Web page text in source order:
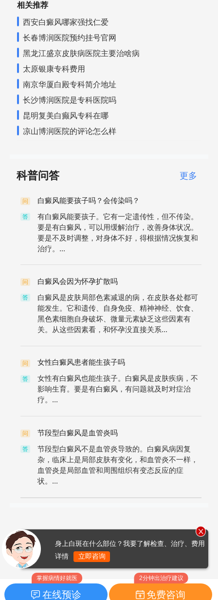
相关推荐
西安白癜风哪家强找仁爱
长春博润医院预约挂号官网
黑龙江盛京皮肤病医院主要治啥病
太原银康专科费用
南京华厦白殿专科简介地址
长沙博润医院是专科医院吗
昆明复美白癫风专科在哪
凉山博润医院的评论怎么样
科普问答 更多
问 白癜风能要孩子吗？会传染吗？
答
有白癜风能要孩子。它有一定遗传性，但不传染。
要是有白癜风，可以用缓解治疗，改善身体状况。
要是不及时调整，对身体不好，得根据情况恢复和
治疗。...
问 白癜风会因为怀孕扩散吗
答
白癜风是皮肤局部色素减退的病，在皮肤各处都可
能发生。它和遗传、自身免疫、精神神经、饮食、
黑色素细胞自身破坏、微量元素缺乏这些因素有
关。从这些因素看，和怀孕没直接关系...
问 女性白癜风患者能生孩子吗
答
女性有白癜风也能生孩子。白癜风是皮肤疾病，不
影响生育。要是有白癜风，有问题就及时对症治
疗。...
问 节段型白癜风是血管炎吗
答
节段型白癜风不是血管炎导致的。白癜风病因复
杂，临床上是局部皮肤有变化，和血管炎不一样，
血管炎是局部血管和周围组织有变态反应的症
状。...
掌握病情好就医
在线预诊
2分钟出治疗建议
免费咨询
身上白斑在什么部位？我要了解检查、治疗、费用
详情
立即咨询